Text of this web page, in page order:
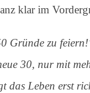
klar im
Gründe zu
30, nur mit
das Leben erst